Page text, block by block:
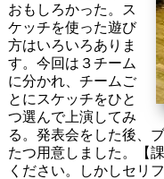
おもしろかった。ス
ケッチを使った遊び
方はいろいろありま
す。今回は３チーム
に分かれ、チームご
とにスケッチをひと
つ選んで上演してみ
る。発表会をした後、
たつ用意しました。【
ください。しかしセリ